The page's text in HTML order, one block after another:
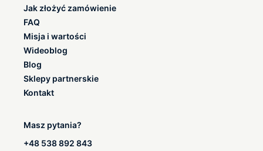
Jak złożyć zamówienie
FAQ
Misja i wartości
Wideoblog
Blog
Sklepy partnerskie
Kontakt
Masz pytania?
+48 538 892 843